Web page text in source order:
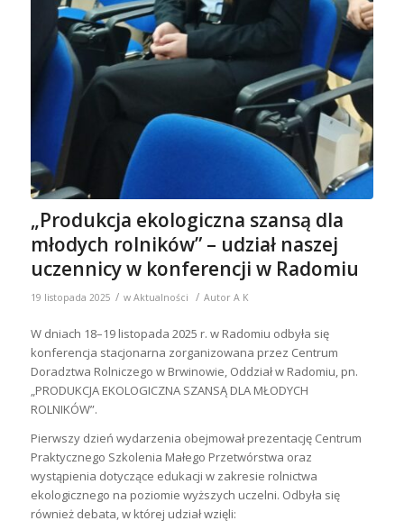
„Produkcja ekologiczna szansą dla
młodych rolników” – udział naszej
uczennicy w konferencji w Radomiu
19 listopada 2025 / w Aktualności / Autor A K
W dniach 18–19 listopada 2025 r. w Radomiu odbyła się
konferencja stacjonarna zorganizowana przez Centrum
Doradztwa Rolniczego w Brwinowie, Oddział w Radomiu, pn.
„PRODUKCJA EKOLOGICZNA SZANSĄ DLA MŁODYCH
ROLNIKÓW”.
Pierwszy dzień wydarzenia obejmował prezentację Centrum
Praktycznego Szkolenia Małego Przetwórstwa oraz
wystąpienia dotyczące edukacji w zakresie rolnictwa
ekologicznego na poziomie wyższych uczelni. Odbyła się
również debata, w której udział wzięli: